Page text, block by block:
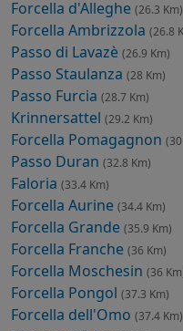
Forcella d'Alleghe (26.3 Km)
Forcella Ambrizzola (26.8
Passo di Lavazè (26.9 Km)
Passo Staulanza (28 Km)
Passo Furcia (28.7 Km)
Krinnersattel (29.2 Km)
Forcella Pomagagnon
Passo Duran (32.8 Km)
Faloria (33.4 Km)
Forcella Aurine (34.4 Km)
Forcella Grande (35.9 Km)
Forcella Franche (36 Km)
Forcella Moschesin (36
Forcella Pongol (37.3 Km)
Forcella dell'Omo (37.4 Km)